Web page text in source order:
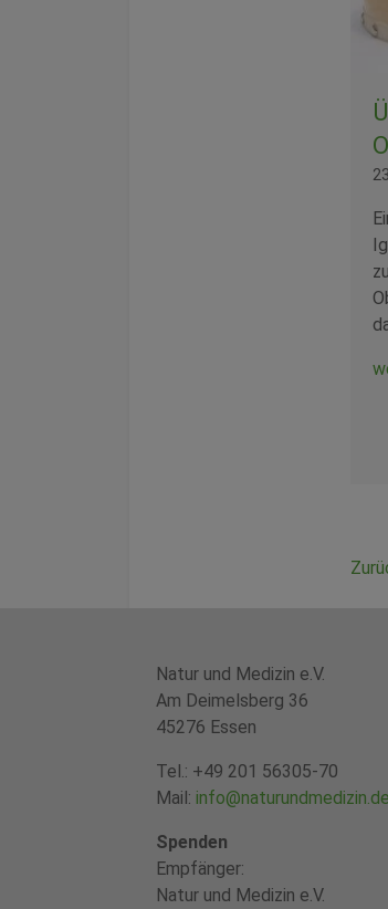
Natur und Medizin e.V.
Am Deimelsberg 36
45276 Essen
Tel.: +49 201 56305-70
Mail: info@naturundmedizin.de
Spenden
Empfänger:
Natur und Medizin e.V.